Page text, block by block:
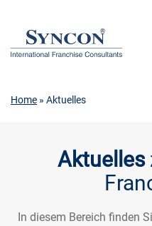
Home » Aktuelles
Aktuelles
In diesem Bereich finden